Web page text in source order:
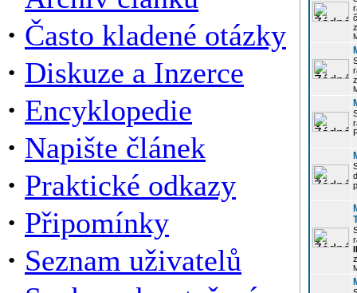
· Často kladené otázky
· Diskuze a Inzerce
· Encyklopedie
· Napište článek
· Praktické odkazy
· Připomínky
· Seznam uživatelů